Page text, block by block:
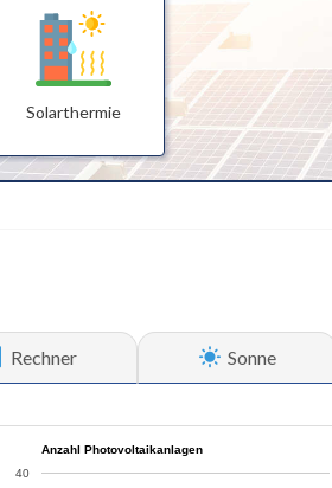
Solarthermie
Rechner Sonne
Anzahl Photovoltaikanlagen
40